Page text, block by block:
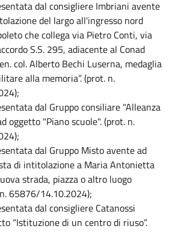
dal consigliere Imbriani avente
del largo all'ingresso nord
che collega via Pietro Conti, via
S.S. 295, adiacente al Conad
col. Alberto Bechi Luserna, medaglia
alla memoria”. (prot. n.
dal Gruppo consiliare "Alleanza
oggetto "Piano scuole". (prot. n.
dal Gruppo Misto avente ad
di intitolazione a Maria Antonietta
strada, piazza o altro luogo
65876/14.10.2024);
dal consigliere Catanossi
“Istituzione di un centro di riuso”.